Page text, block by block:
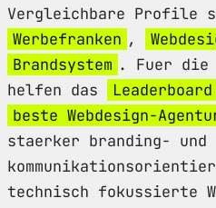
Vergleichbare Profile
Werbefranken ,
Brandsystem . Fuer die
helfen das
Leaderboard
beste Webdesign-
staerker branding- und
technisch fokussierte